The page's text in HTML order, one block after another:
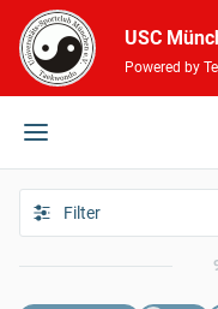
USC
Powered by
Filter